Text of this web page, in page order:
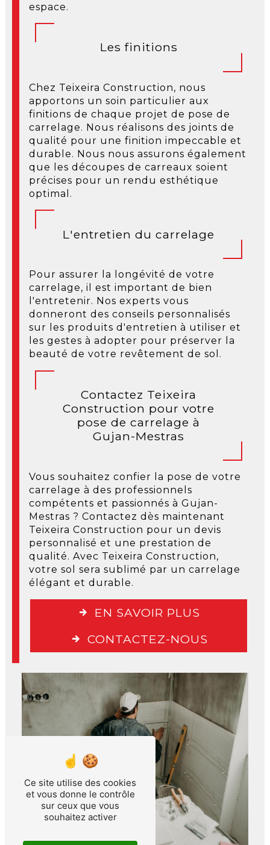
espace.
Les finitions
Chez Teixeira Construction, nous
apportons un soin particulier aux
finitions de chaque projet de pose de
carrelage. Nous réalisons des joints de
qualité pour une finition impeccable et
durable. Nous nous assurons également
que les découpes de carreaux soient
précises pour un rendu esthétique
optimal.
L'entretien du carrelage
Pour assurer la longévité de votre
carrelage, il est important de bien
l'entretenir. Nos experts vous
donneront des conseils personnalisés
sur les produits d'entretien à utiliser et
les gestes à adopter pour préserver la
beauté de votre revêtement de sol.
Contactez Teixeira
Construction pour votre
pose de carrelage à
Gujan-Mestras
Vous souhaitez confier la pose de votre
carrelage à des professionnels
compétents et passionnés à Gujan-
Mestras ? Contactez dès maintenant
Teixeira Construction pour un devis
personnalisé et une prestation de
qualité. Avec Teixeira Construction,
votre sol sera sublimé par un carrelage
élégant et durable.
EN SAVOIR PLUS
CONTACTEZ-NOUS
Ce site utilise des cookies
et vous donne le contrôle
sur ceux que vous
souhaitez activer